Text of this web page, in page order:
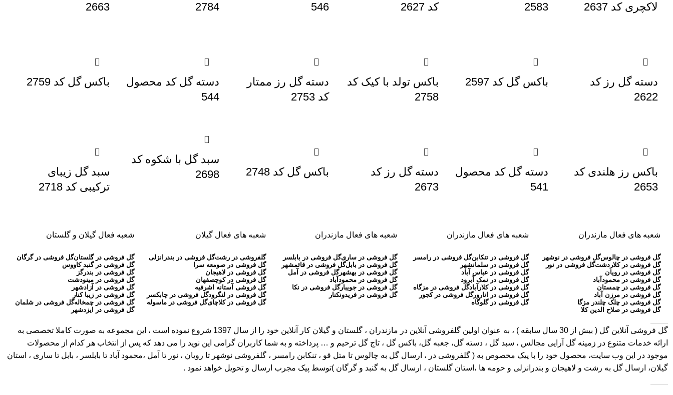
لاکچری کد 2637
2583
کد 2627
546
2784
2663
دسته گل رز کد
2622
باکس گل کد 2597
باکس تولد با کیک کد
2758
دسته گل رز ممتار
کد 2753
دسته گل کد محصول
544
باکس گل کد 2759
باکس رز هلندی کد
2653
دسته گل کد محصول
541
دسته گل رز کد
2673
باکس گل کد 2748
سبد گل با شکوه کد
2698
سبد گل زیبای
ترکیبی کد 2718
شعبه های فعال مازندران
گل فروشی در چالوسگل فروشی در نوشهر
گل فروشی در کلاردشتگل فروشی در نور
گل فروشی در رویان
گل فروشی در محمودآباد
گل فروشی در چمستان
گل فروشی در مرزن آباد
گل فروشی در چلک چلندر مزگا
گل فروشی در صلاح الدین کلا
شعبه های فعال مازندران
گل فروشی در تنکابنگل فروشی در رامسر
گل فروشی در سلمانشهر
گل فروشی در عباس آباد
گل فروشی در نمک آبرود
گل فروشی در کلارآبادگل فروشی در مزگاه
گل فروشی در انارورگل فروشی در کجور
گل فروشی در گلوگاه
شعبه های فعال مازندران
گل فروشی در ساریگل فروشی در بابلسر
گل فروشی در بابلگل فروشی در قائمشهر
گل فروشی در بهشهرگل فروشی در آمل
گل فروشی در محمودآباد
گل فروشی در جویبارگل فروشی در نکا
گل فروشی در فریدونکنار
شعبه های فعال گیلان
گلفروشی در رشتگل فروشی در بندرانزلی
گل فروشی در صومعه سرا
گل فروشی در لاهیجان
گل فروشی در کوچصفهان
گل فروشی آستانه اشرفیه
گل فروشی در لنگرودگل فروشی در چابکسر
گل فروشی در کلاچایگل فروشی در ماسوله
شعبه فعال گیلان و گلستان
گل فروشی در گلستانگل فروشی در گرگان
گل فروشی در گنبد کاووس
گل فروشی در بندرگز
گل فروشی در مینودشت
گل فروشی در آزادشهر
گل فروشی در زیبا کنار
گل فروشی در چمخالهگل فروشی در شلمان
گل فروشی در ایزدشهر
گل فروشی آنلاین گل
( بیش از 30 سال سابقه ) ، به عنوان اولین گلفروشی آنلاین در مازندران ، گلستان و گیلان کار آنلاین خود را از سال 1397 شروع نموده است ، این مجموعه به صورت کاملا تخصصی به
ارائه خدمات متنوع در زمینه گل آرایی مجالس ، سبد گل ، دسته گل، جعبه گل، باکس گل ، تاج گل ترحیم و … پرداخته و به شما کاربران گرامی این نوید را می دهد که پس از انتخاب هر کدام از محصولات
موجود در این وب سایت، محصول خود را با پیک مخصوص به ( گلفروشی در ، ارسال گل به چالوس تا متل قو ، تنکابن رامسر ، گلفروشی نوشهر تا رویان ، نور تا آمل ،محمود آباد تا بابلسر ، بابل تا ساری ، استان
گیلان، ارسال گل به رشت و لاهیجان و بندرانزلی و حومه ها ،استان گلستان ، ارسال گل به گنبد و گرگان )توسط پیک مجرب ارسال و تحویل خواهد نمود .